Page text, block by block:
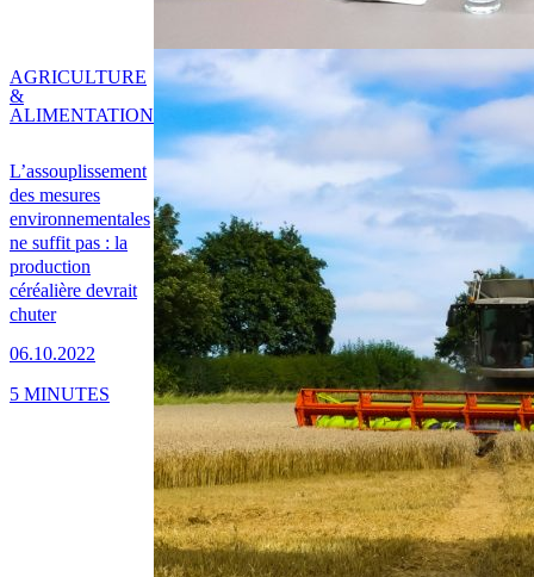
L’assouplissement
des mesures
environnementales
ne suffit pas : la
production
céréalière devrait
chuter
06.10.2022
AGRICULTURE
&
ALIMENTATION
5 MINUTES